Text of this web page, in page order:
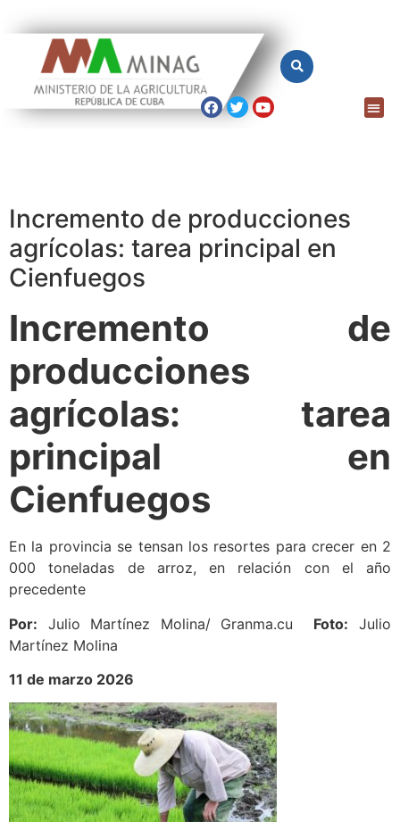
Incremento de producciones
agrícolas: tarea principal en
Cienfuegos
Incremento de
producciones
agrícolas: tarea
principal en
Cienfuegos
En la provincia se tensan los resortes para crecer en 2
000 toneladas de arroz, en relación con el año
precedente
Por: Julio Martínez Molina/ Granma.cu Foto: Julio
Martínez Molina
11 de marzo 2026